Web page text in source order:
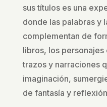
sus títulos es una
donde las palabras y
complementan de
libros, los
trazos y narraciones
imaginación,
de fantasía y